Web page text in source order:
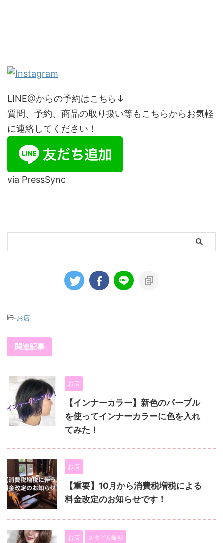
LINE@からの予約はこちら↓
質問、予約、商品の取り扱い等もこちらからお気軽
に連絡してください！
via PressSync
-お店
関連記事
お店
【インナーカラー】新色のパープル
を使ってインナーカラーに色を入れ
てみた！
お店
【重要】10月から消費税増税による
料金改定のお知らせです！
お店 スタイル撮影